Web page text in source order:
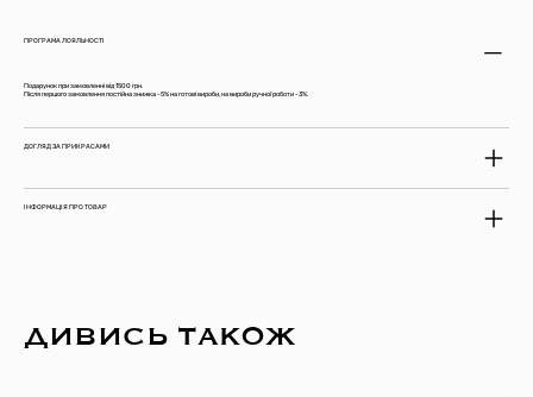
ПРОГРАМА ЛОЯЛЬНОСТІ
Подарунок при замовленні від 1500 грн.
Після першого замовлення постійна знижка -5% на готові вироби, на вироби ручної роботи -3%.
ДОГЛЯД ЗА ПРИКРАСАМИ
ІНФОРМАЦІЯ ПРО ТОВАР
ДИВИСЬ ТАКОЖ